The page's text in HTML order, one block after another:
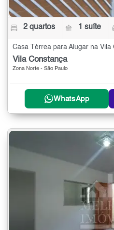
2 quartos 1 suíte
Vila Constança
Zona Norte - São Paulo
WhatsApp